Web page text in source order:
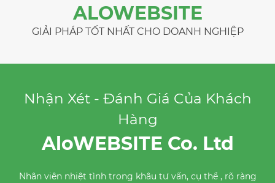
ALOWEBSITE
GIẢI PHÁP TỐT NHẤT CHO DOANH NGHIỆP
Nhận Xét - Đánh Giá Của Khách
Hàng
AloWEBSITE Co. Ltd
Rất hài lòng về dịch vụ, uy tín, nhanh chóng, đảm bảo